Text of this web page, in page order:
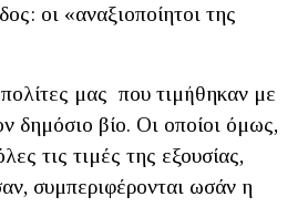
οι «αναξιοποίητοι της
μας που τιμήθηκαν με
δημόσιο βίο. Οι οποίοι όμως,
τις τιμές της εξουσίας,
συμπεριφέρονται ωσάν η